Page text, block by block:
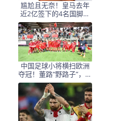
尴尬且无奈！皇马去年
近2亿签下的4名国脚新
援，今夏均无缘世界杯
中国足球小将横扫欧洲
夺冠！董路“野路子”，撕
开了谁的遮羞布？